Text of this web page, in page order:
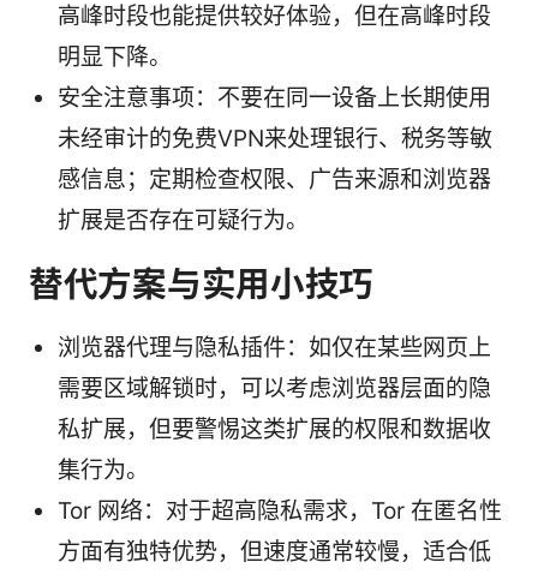
高峰时段也能提供较好体验，但在高峰时段
明显下降。
安全注意事项：不要在同一设备上长期使用
未经审计的免费VPN来处理银行、税务等敏
感信息；定期检查权限、广告来源和浏览器
扩展是否存在可疑行为。
替代方案与实用小技巧
浏览器代理与隐私插件：如仅在某些网页上
需要区域解锁时，可以考虑浏览器层面的隐
私扩展，但要警惕这类扩展的权限和数据收
集行为。
Tor 网络：对于超高隐私需求，Tor 在匿名性
方面有独特优势，但速度通常较慢，适合低